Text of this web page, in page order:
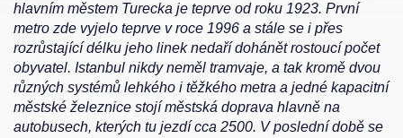
hlavním městem Turecka je teprve od roku 1923. První
metro zde vyjelo teprve v roce 1996 a stále se i přes
rozrůstající délku jeho linek nedaří dohánět rostoucí počet
obyvatel. Istanbul nikdy neměl tramvaje, a tak kromě dvou
různých systémů lehkého i těžkého metra a jedné kapacitní
městské železnice stojí městská doprava hlavně na
autobusech, kterých tu jezdí cca 2500. V poslední době se